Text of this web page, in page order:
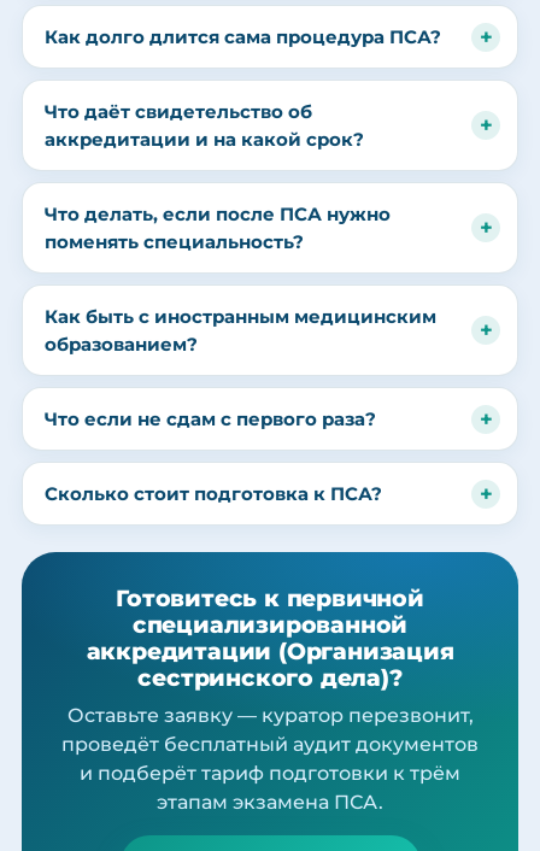
Как долго длится сама процедура ПСА?
Что даёт свидетельство об
аккредитации и на какой срок?
Что делать, если после ПСА нужно
поменять специальность?
Как быть с иностранным медицинским
образованием?
Что если не сдам с первого раза?
Сколько стоит подготовка к ПСА?
Готовитесь к первичной
специализированной
аккредитации (Организация
сестринского дела)?
Оставьте заявку — куратор перезвонит,
проведёт бесплатный аудит документов
и подберёт тариф подготовки к трём
этапам экзамена ПСА.